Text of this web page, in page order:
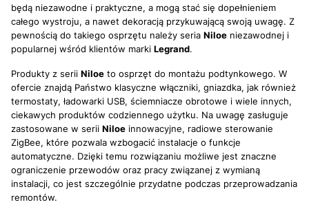
będą niezawodne i praktyczne, a mogą stać się dopełnieniem
całego wystroju, a nawet dekoracją przykuwającą swoją uwagę. Z
pewnością do takiego osprzętu należy seria Niloe niezawodnej i
popularnej wśród klientów marki Legrand.
Produkty z serii Niloe to osprzęt do montażu podtynkowego. W
ofercie znajdą Państwo klasyczne włączniki, gniazdka, jak również
termostaty, ładowarki USB, ściemniacze obrotowe i wiele innych,
ciekawych produktów codziennego użytku. Na uwagę zasługuje
zastosowane w serii Niloe innowacyjne, radiowe sterowanie
ZigBee, które pozwala wzbogacić instalacje o funkcje
automatyczne. Dzięki temu rozwiązaniu możliwe jest znaczne
ograniczenie przewodów oraz pracy związanej z wymianą
instalacji, co jest szczególnie przydatne podczas przeprowadzania
remontów.